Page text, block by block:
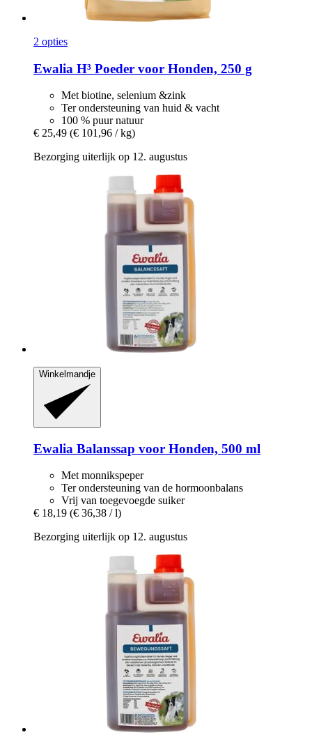
2 opties
Ewalia H³ Poeder voor Honden, 250 g
Met biotine, selenium &zink
Ter ondersteuning van huid & vacht
100 % puur natuur
€ 25,49 (€ 101,96 / kg)
Bezorging uiterlijk op 12. augustus
Winkelmandje
Ewalia Balanssap voor Honden, 500 ml
Met monnikspeper
Ter ondersteuning van de hormoonbalans
Vrij van toegevoegde suiker
€ 18,19 (€ 36,38 / l)
Bezorging uiterlijk op 12. augustus